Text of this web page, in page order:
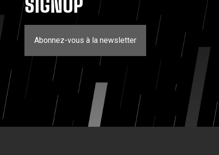
SIGNUP
Abonnez-vous à la newsletter